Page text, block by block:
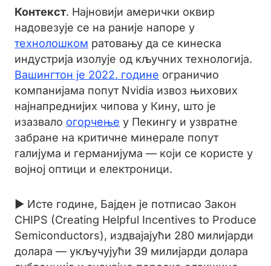
Контекст. Најновији амерички оквир
надовезује се на раније напоре у
технолошком ратовању да се кинеска
индустрија изолује од кључних технологија.
Вашингтон је 2022. године ограничио
компанијама попут Nvidia извоз њихових
најнапреднијих чипова у Кину, што је
изазвало огорчење у Пекингу и узвратне
забране на критичне минерале попут
галијума и германијума — који се користе у
војној оптици и електроници.
► Исте године, Бајден је потписао Закон
CHIPS (Creating Helpful Incentives to Produce
Semiconductors), издвајајући 280 милијарди
долара — укључујући 39 милијарди долара